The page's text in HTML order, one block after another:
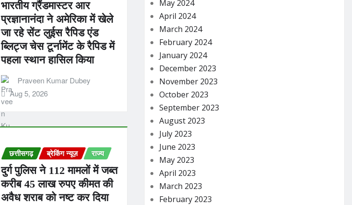
भारतीय ग्रैंडमास्टर आर
प्रज्ञानानंदा ने अमेरिका में खेले
जा रहे सेंट लुईस रैपिड एंड
ब्लिट्ज चेस टूर्नामेंट के रैपिड में
पहला स्थान हासिल किया
Praveen Kumar Dubey
Aug 5, 2026
छत्तीसगढ़ ब्रेकिंग न्यूज़ राज्य
दुर्ग पुलिस ने 112 मामलों में जब्त
करीब 45 लाख रुपए कीमत की
अवैध शराब को नष्ट कर दिया
May 2024
April 2024
March 2024
February 2024
January 2024
December 2023
November 2023
October 2023
September 2023
August 2023
July 2023
June 2023
May 2023
April 2023
March 2023
February 2023